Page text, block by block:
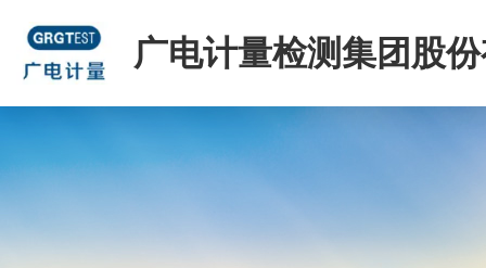
广电计量检测集团股
司